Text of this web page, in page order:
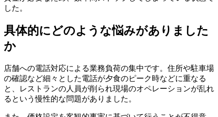
した。
具体的にどのような悩みがありました
か
店舗への電話対応による業務負荷の集中です。住所や駐車場
の確認など細々とした電話が夕食のピーク時などに重なる
と、レストランの人員が削られ現場のオペレーションが乱れ
るという慢性的な問題がありました。